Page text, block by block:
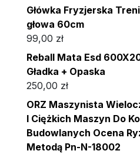
Główka Fryzjerska
głowa 60cm
99,00 zł
Reball Mata Esd
Gładka + Opaska
250,00 zł
ORZ Maszynista
I Ciężkich Maszyn Do
Budowlanych Ocena
Metodą Pn-N-18002